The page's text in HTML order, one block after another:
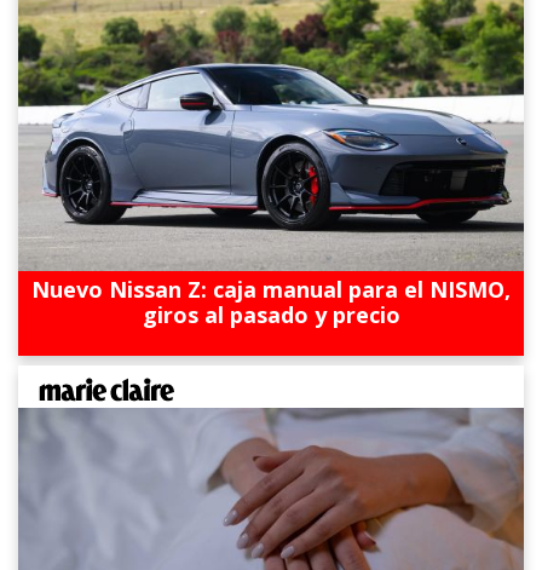
Nuevo Nissan Z: caja manual para el NISMO,
giros al pasado y precio